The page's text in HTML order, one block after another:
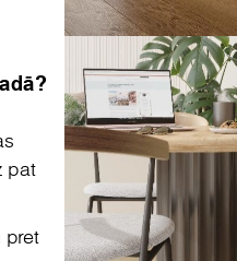
pat
pret